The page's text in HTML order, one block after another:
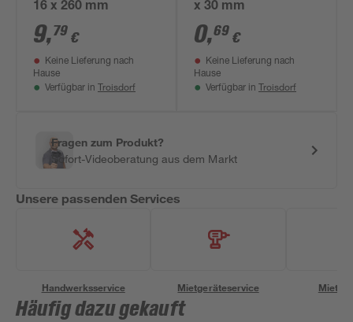
16 x 260 mm
9,79 €
Keine Lieferung nach
Hause
Verfügbar in Troisdorf
x 30 mm
0,69 €
Keine Lieferung nach
Hause
Verfügbar in Troisdorf
Fragen zum Produkt?
Sofort-Videoberatung aus dem Markt
Unsere passenden Services
Handwerksservice Mietgeräteservice
Häufig dazu gekauft